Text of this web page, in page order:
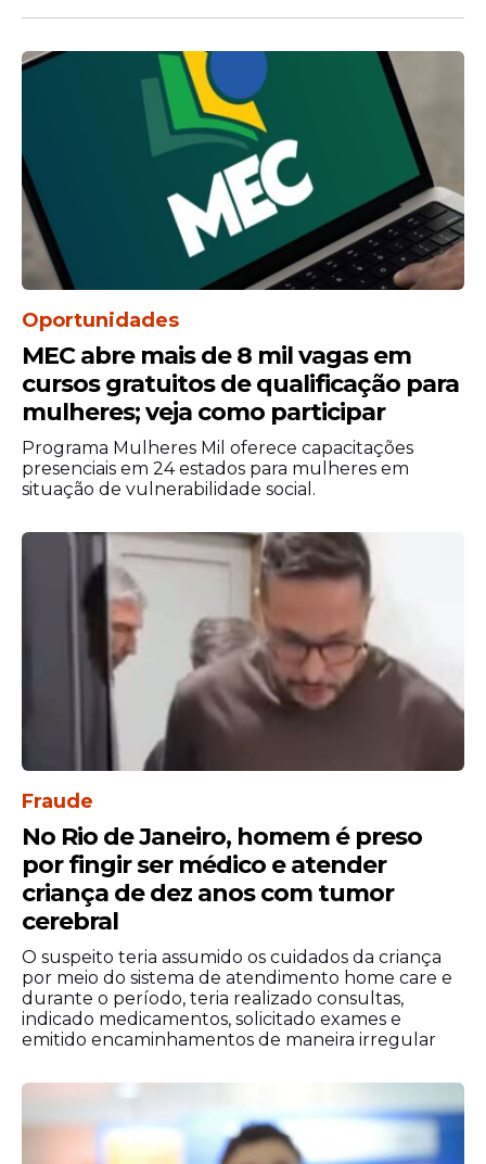
apostas, ainda que o estado de São Paulo
neste concurso. A Loteria Federal mantém
o modelo tradicional de sorteio, o que
facilita a conferência e a
transparência
processo para todos os participantes.
O concurso 6054 reforça o interesse
constante de apostadores que aguardam
os resultados divulgados aos sábados. Cada
bilhete premiado traz uma nova história e
diferentes regiões do país.
Oportunidades
MEC abre mais de 8 mil vagas em
cursos gratuitos de qualificação para
mulheres; veja como participar
Programa Mulheres Mil oferece capacitações
presenciais em 24 estados para mulheres em
situação de vulnerabilidade social.
Fraude
No Rio de Janeiro, homem é preso
por fingir ser médico e atender
criança de dez anos com tumor
cerebral
O suspeito teria assumido os cuidados da criança
por meio do sistema de atendimento home care e
durante o período, teria realizado consultas,
indicado medicamentos, solicitado exames e
emitido encaminhamentos de maneira irregular